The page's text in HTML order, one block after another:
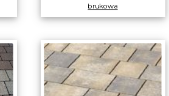
brukowa